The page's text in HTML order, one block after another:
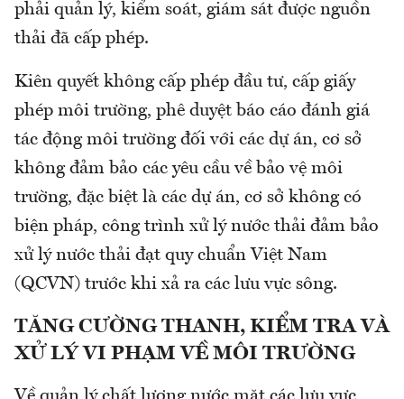
phải quản lý, kiểm soát, giám sát được nguồn
thải đã cấp phép.
Kiên quyết không cấp phép đầu tư, cấp giấy
phép môi trường, phê duyệt báo cáo đánh giá
tác động môi trường đối với các dự án, cơ sở
không đảm bảo các yêu cầu về bảo vệ môi
trường, đặc biệt là các dự án, cơ sở không có
biện pháp, công trình xử lý nước thải đảm bảo
xử lý nước thải đạt quy chuẩn Việt Nam
(QCVN) trước khi xả ra các lưu vực sông.
TĂNG CƯỜNG THANH, KIỂM TRA VÀ
XỬ LÝ VI PHẠM VỀ MÔI TRƯỜNG